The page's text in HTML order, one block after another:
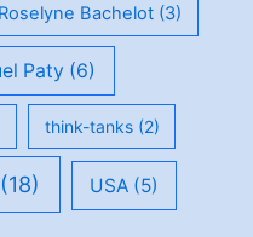
Roselyne Bachelot (3)
Paty (6)
think-tanks(2)
(18) USA (5)